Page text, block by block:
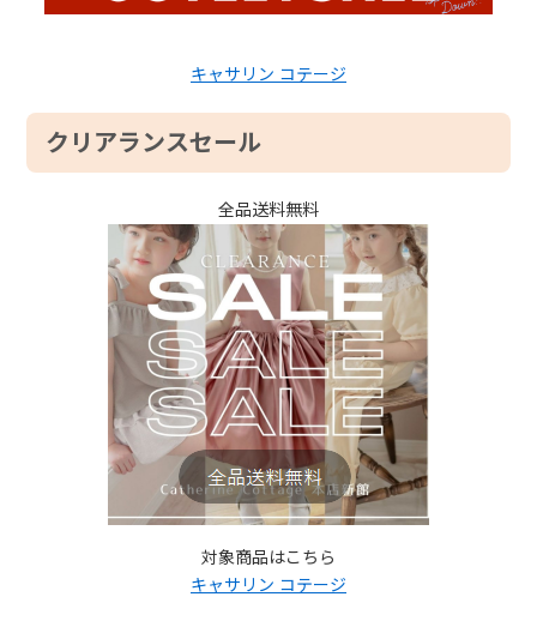
キャサリン コテージ
クリアランスセール
全品送料無料
対象商品はこちら
キャサリン コテージ